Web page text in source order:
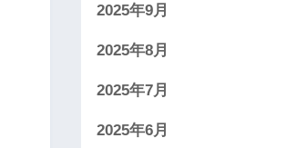
2025年9月
2025年8月
2025年7月
2025年6月